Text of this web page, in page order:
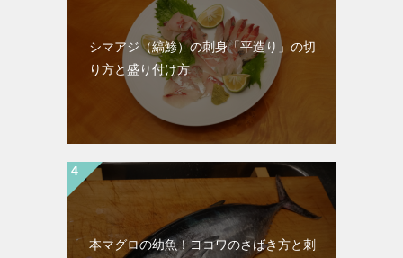
シマアジ（縞鯵）の刺身「平造り」の切
り方と盛り付け方
本マグロの幼魚！ヨコワのさばき方と刺